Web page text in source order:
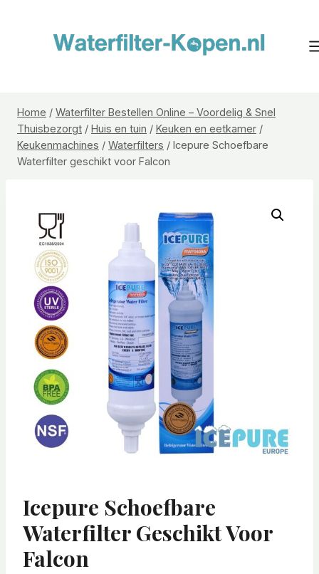
Home / Waterfilter Bestellen Online – Voordelig & Snel
Thuisbezorgt / Huis en tuin / Keuken en eetkamer /
Keukenmachines / Waterfilters / Icepure Schoefbare
Waterfilter geschikt voor Falcon
Icepure Schoefbare
Waterfilter Geschikt Voor
Falcon